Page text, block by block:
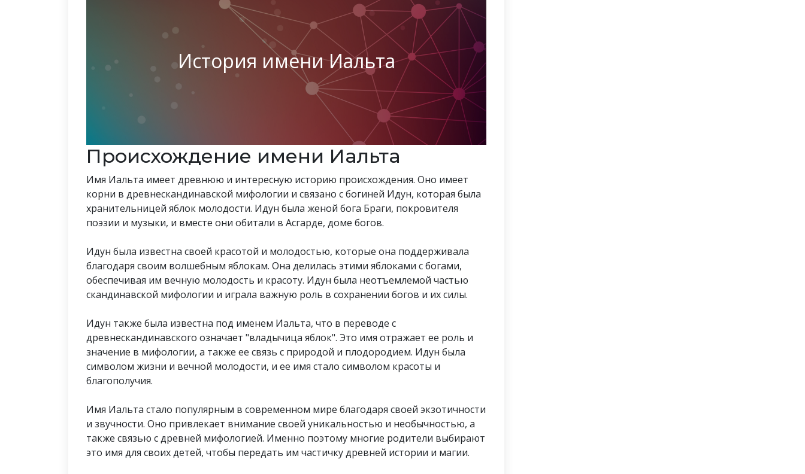
История имени Иальта
Происхождение имени Иальта
Имя Иальта имеет древнюю и интересную историю происхождения. Оно имеет
корни в древнескандинавской мифологии и связано с богиней Идун, которая была
хранительницей яблок молодости. Идун была женой бога Браги, покровителя
поэзии и музыки, и вместе они обитали в Асгарде, доме богов.
Идун была известна своей красотой и молодостью, которые она поддерживала
благодаря своим волшебным яблокам. Она делилась этими яблоками с богами,
обеспечивая им вечную молодость и красоту. Идун была неотъемлемой частью
скандинавской мифологии и играла важную роль в сохранении богов и их силы.
Идун также была известна под именем Иальта, что в переводе с
древнескандинавского означает "владычица яблок". Это имя отражает ее роль и
значение в мифологии, а также ее связь с природой и плодородием. Идун была
символом жизни и вечной молодости, и ее имя стало символом красоты и
благополучия.
Имя Иальта стало популярным в современном мире благодаря своей экзотичности
и звучности. Оно привлекает внимание своей уникальностью и необычностью, а
также связью с древней мифологией. Именно поэтому многие родители выбирают
это имя для своих детей, чтобы передать им частичку древней истории и магии.